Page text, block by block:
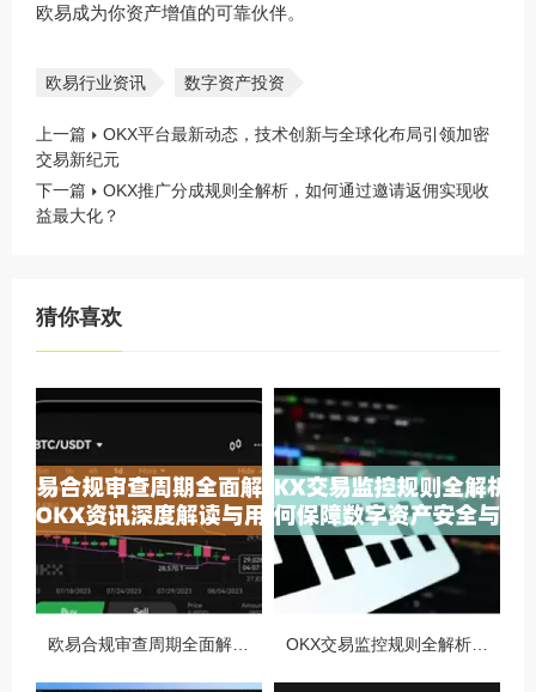
欧易成为你资产增值的可靠伙伴。
欧易行业资讯 数字资产投资
上一篇
OKX平台最新动态，技术创新与全球化布局引领加密
交易新纪元
下一篇
OKX推广分成规则全解析，如何通过邀请返佣实现收
益最大化？
猜你喜欢